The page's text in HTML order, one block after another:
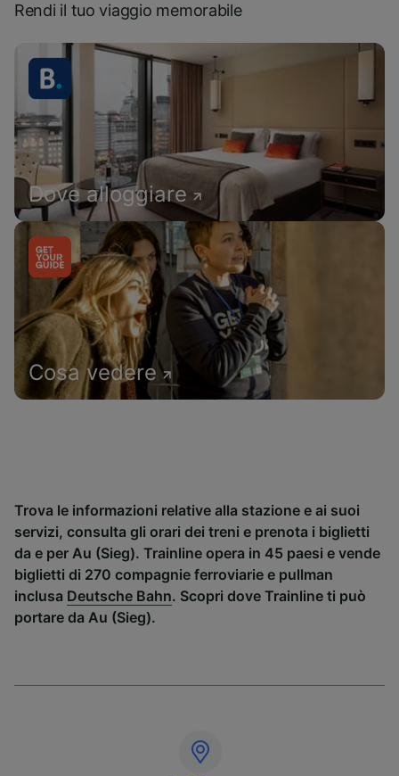
Rendi il tuo viaggio memorabile
Dove alloggiare
Cosa vedere
Trova le informazioni relative alla stazione e ai suoi
servizi, consulta gli orari dei treni e prenota i biglietti
da e per Au (Sieg). Trainline opera in 45 paesi e vende
biglietti di 270 compagnie ferroviarie e pullman
inclusa Deutsche Bahn. Scopri dove Trainline ti può
portare da Au (Sieg).